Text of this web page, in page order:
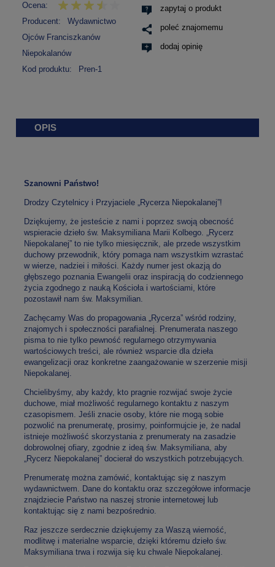
Ocena:
Producent:
Wydawnictwo
Ojców Franciszkanów
Niepokalanów
Kod produktu:
Pren-1
zapytaj o produkt
poleć znajomemu
dodaj opinię
OPIS
Szanowni Państwo!
Drodzy Czytelnicy i Przyjaciele „Rycerza Niepokalanej”!
Dziękujemy, że jesteście z nami i poprzez swoją obecność
wspieracie dzieło św. Maksymiliana Marii Kolbego. „Rycerz
Niepokalanej” to nie tylko miesięcznik, ale przede wszystkim
duchowy przewodnik, który pomaga nam wszystkim wzrastać
w wierze, nadziei i miłości. Każdy numer jest okazją do
głębszego poznania Ewangelii oraz inspiracją do codziennego
życia zgodnego z nauką Kościoła i wartościami, które
pozostawił nam św. Maksymilian.
Zachęcamy Was do propagowania „Rycerza” wśród rodziny,
znajomych i społeczności parafialnej. Prenumerata naszego
pisma to nie tylko pewność regularnego otrzymywania
wartościowych treści, ale również wsparcie dla dzieła
ewangelizacji oraz konkretne zaangażowanie w szerzenie misji
Niepokalanej.
Chcielibyśmy, aby każdy, kto pragnie rozwijać swoje życie
duchowe, miał możliwość regularnego kontaktu z naszym
czasopismem. Jeśli znacie osoby, które nie mogą sobie
pozwolić na prenumeratę, prosimy, poinformujcie je, że nadal
istnieje możliwość skorzystania z prenumeraty na zasadzie
dobrowolnej ofiary, zgodnie z ideą św. Maksymiliana, aby
„Rycerz Niepokalanej” docierał do wszystkich potrzebujących.
Prenumeratę można zamówić, kontaktując się z naszym
wydawnictwem. Dane do kontaktu oraz szczegółowe informacje
znajdziecie Państwo na naszej stronie internetowej lub
kontaktując się z nami bezpośrednio.
Raz jeszcze serdecznie dziękujemy za Waszą wierność,
modlitwę i materialne wsparcie, dzięki któremu dzieło św.
Maksymiliana trwa i rozwija się ku chwale Niepokalanej.